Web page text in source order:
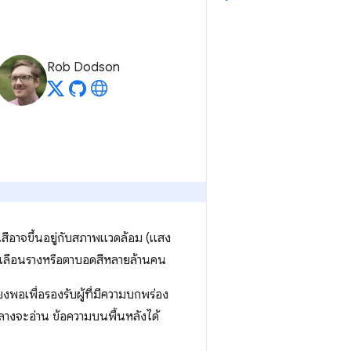
Rob Dodson
อาจขึ้นอยู่กับสภาพแวดล้อม (แสง
อนรางหรือตาบอดสีหลายล้านคน
พอเพื่อรองรับผู้ที่มีความบกพร่อง
างจะอ่าน ข้อความบนพื้นหลังได้